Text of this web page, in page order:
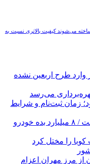
می‌شوند کیفیت بالاتری نسبت به
وارد طرح اربعین نشده
می‌رسد
زمان ثبت‌نام و شرایط
کاسبی خارج‌نشین‌ها با سهمیه اقامت / ۸ میلیارد بده خودرو
را مختل کرد
از مرز مهران اعزام